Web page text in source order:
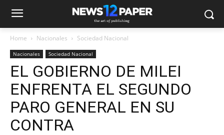
Home Nacionales Sociedad Nacional
Nacionales Sociedad Nacional
EL GOBIERNO DE MILEI
ENFRENTA EL SEGUNDO
PARO GENERAL EN SU
CONTRA